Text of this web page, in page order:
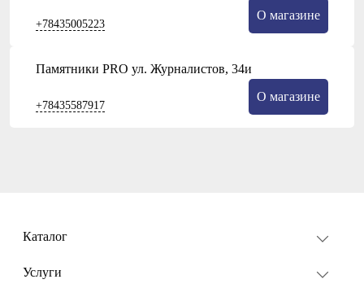
+78435005223
О магазине
Памятники PRO ул. Журналистов, 34и
+78435587917
О магазине
Каталог
Услуги